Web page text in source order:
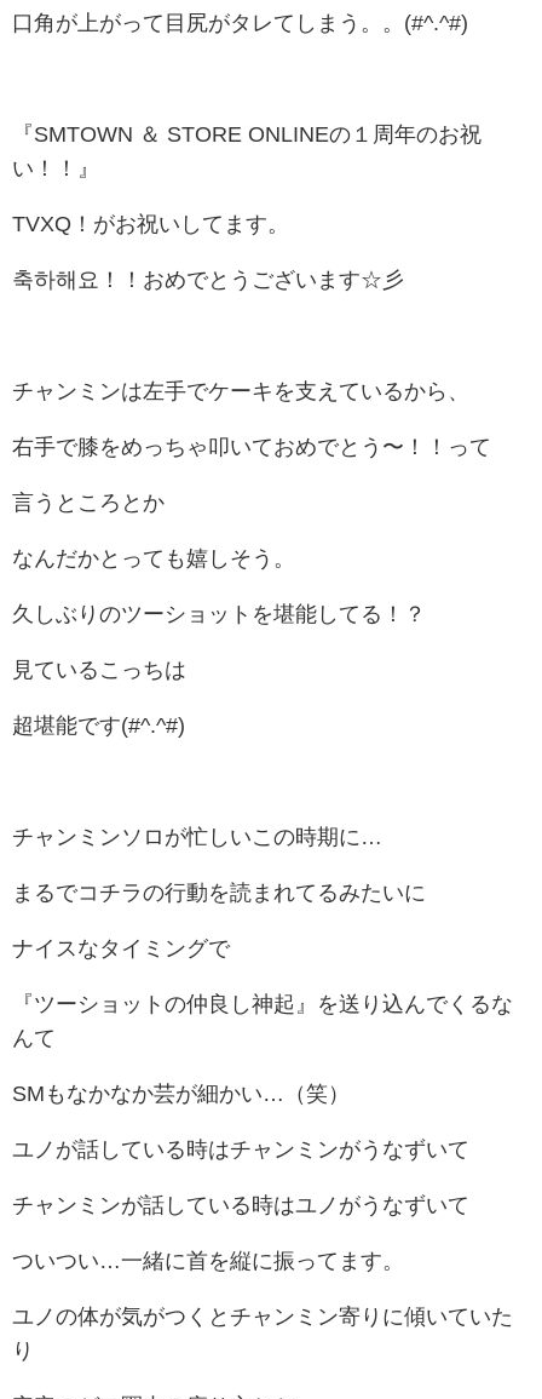
口角が上がって目尻がタレてしまう。。(#^.^#)
『SMTOWN ＆ STORE ONLINEの１周年のお祝
い！！』
TVXQ！がお祝いしてます。
축하해요 ！！おめでとうございます☆彡
チャンミンは左手でケーキを支えているから、
右手で膝をめっちゃ叩いておめでとう〜！！って
言うところとか
なんだかとっても嬉しそう。
久しぶりのツーショットを堪能してる！？
見ているこっちは
超堪能です(#^.^#)
チャンミンソロが忙しいこの時期に…
まるでコチラの行動を読まれてるみたいに
ナイスなタイミングで
『ツーショットの仲良し神起』を送り込んでくるな
んて
SMもなかなか芸が細かい…（笑）
ユノが話している時はチャンミンがうなずいて
チャンミンが話している時はユノがうなずいて
ついつい…一緒に首を縦に振ってます。
ユノの体が気がつくとチャンミン寄りに傾いていた
り